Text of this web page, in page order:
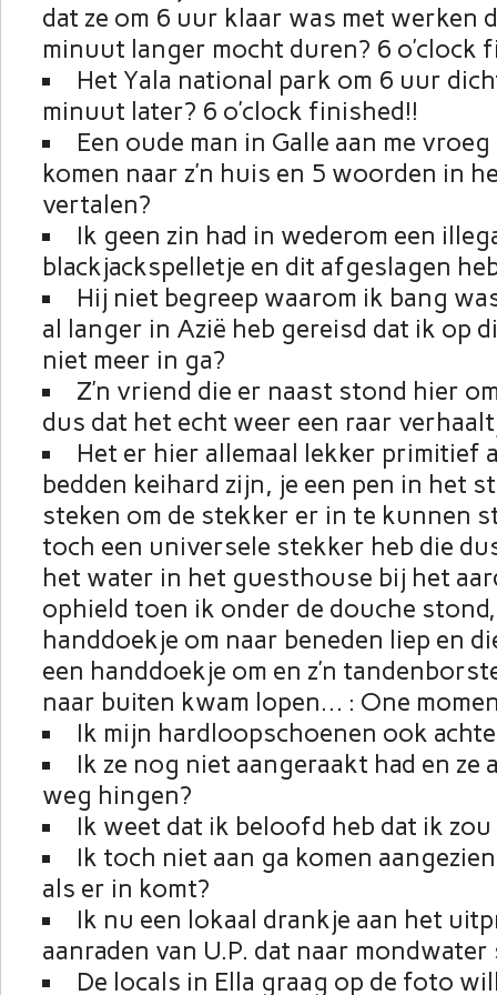
dat ze om 6 uur klaar was met werken
minuut langer mocht duren? 6 o’clock
Het Yala national park om 6 uur
minuut later? 6 o’clock finished!!
Een oude man in Galle aan me
komen naar z’n huis en 5 woorden in
vertalen?
Ik geen zin had in wederom een
blackjackspelletje en dit afgeslagen
Hij niet begreep waarom ik bang
al langer in Azië heb gereisd dat ik op
niet meer in ga?
Z’n vriend die er naast stond hier
dus dat het echt weer een raar
Het er hier allemaal lekker primitief
bedden keihard zijn, je een pen in het
steken om de stekker er in te kunnen
toch een universele stekker heb die
het water in het guesthouse bij het
ophield toen ik onder de douche stond,
handdoekje om naar beneden liep en
een handdoekje om en z’n
naar buiten kwam lopen… : One
Ik mijn hardloopschoenen ook
Ik ze nog niet aangeraakt had en ze
weg hingen?
Ik weet dat ik beloofd heb dat ik
Ik toch niet aan ga komen
als er in komt?
Ik nu een lokaal drankje aan het
aanraden van U.P. dat naar mondwater
De locals in Ella graag op de foto